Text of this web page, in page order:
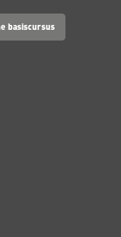
basiscursus